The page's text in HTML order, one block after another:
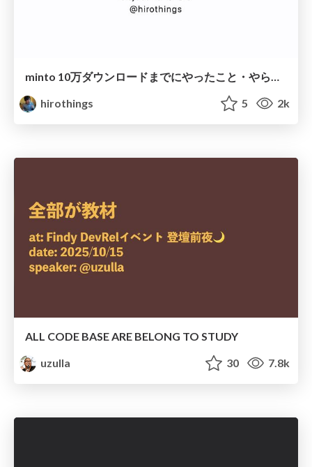
minto 10万ダウンロードまでにやったこと・やらなかったこと / minto 100k DL
hirothings
5 2k
ALL CODE BASE ARE BELONG TO STUDY
uzulla
30 7.8k